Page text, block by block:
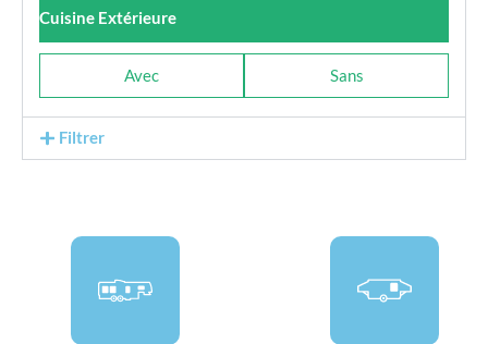
Cuisine Extérieure
Avec Sans
Filtrer